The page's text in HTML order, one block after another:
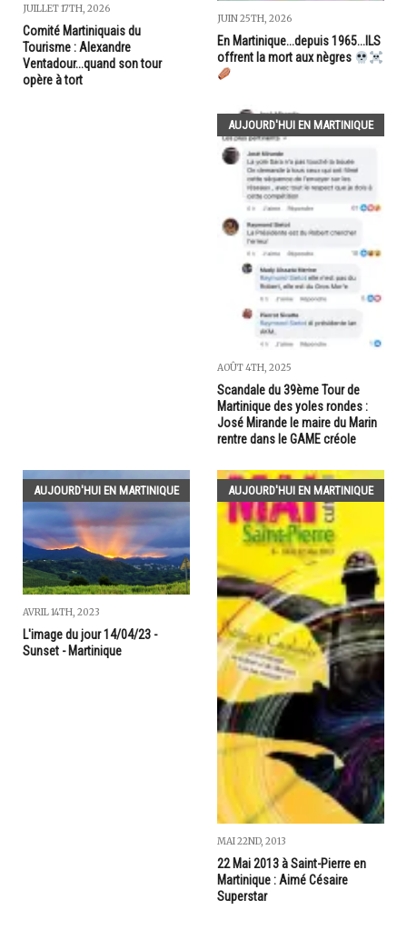
JUILLET 17TH, 2026
Comité Martiniquais du
Tourisme : Alexandre
Ventadour...quand son tour
opère à tort
JUIN 25TH, 2026
En Martinique...depuis 1965...ILS
offrent la mort aux nègres
AUJOURD'HUI EN MARTINIQUE
AOÛT 4TH, 2025
Scandale du 39ème Tour de
Martinique des yoles rondes :
José Mirande le maire du Marin
rentre dans le GAME créole
AUJOURD'HUI EN MARTINIQUE
AVRIL 14TH, 2023
L'image du jour 14/04/23 -
Sunset - Martinique
AUJOURD'HUI EN MARTINIQUE
MAI 22ND, 2013
22 Mai 2013 à Saint-Pierre en
Martinique : Aimé Césaire
Superstar